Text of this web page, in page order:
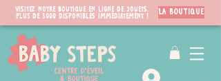
Visitez notre boutique en ligne de jouets.
PLUS de 3000 disponibles immédiatement !
LA BOUTIQUE